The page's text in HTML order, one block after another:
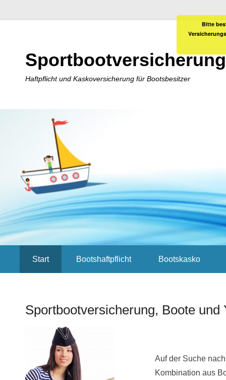
Sportbootversicherung
Haftpflicht und Kaskoversicherung für Bootsbesitzer
Start
Bootshaftpflicht Bootskasko
Sportbootversicherung, Boote
Veröffentlicht am
Auf der Suche
Kombination aus
Bitte